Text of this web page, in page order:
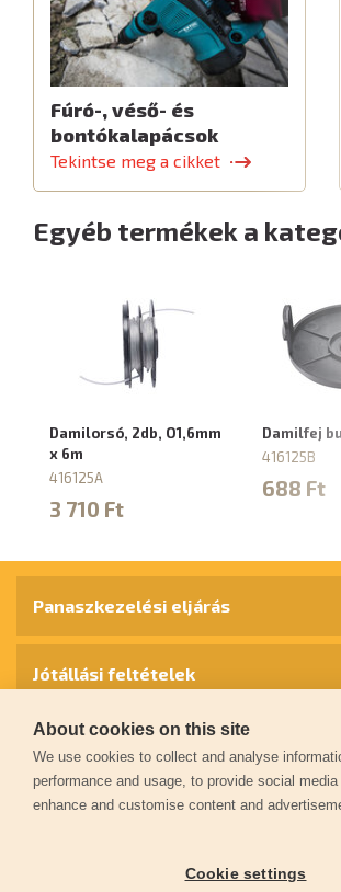
Fúró-, véső- és
bontókalapácsok
Tekintse meg a cikket
Egyéb termékek a
Damilorsó, 2db, O1,6mm
x 6m
416125A
3 710 Ft
Damilfej
416125B
688 Ft
Panaszkezelési eljárás
Jótállási feltételek
Személyes adatok védelme
Kapcsolat
Garancia regisztráció
About cookies on this site
We use cookies to collect and analyse
performance and usage, to provide social
enhance and customise content and
Cookie settings